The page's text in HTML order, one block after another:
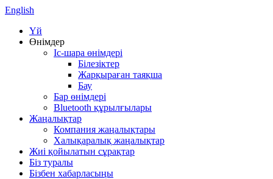
English
Үй
Өнімдер
Іс-шара өнімдері
Білезіктер
Жарқыраған таяқша
Бау
Бар өнімдері
Bluetooth құрылғылары
Жаңалықтар
Компания жаңалықтары
Халықаралық жаңалықтар
Жиі қойылатын сұрақтар
Біз туралы
Бізбен хабарласыңы